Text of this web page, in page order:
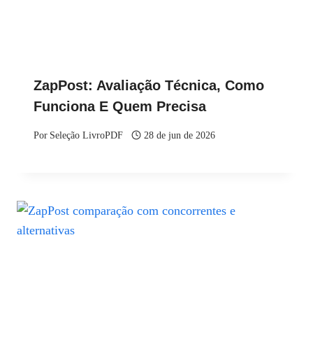
ZapPost: Avaliação Técnica, Como
Funciona E Quem Precisa
Por Seleção LivroPDF 28 de jun de 2026